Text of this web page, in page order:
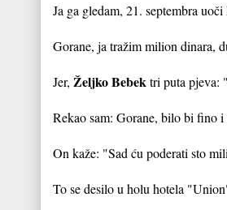
Ja ga gledam, 21. septembra uoči
Gorane, ja tražim milion dinara,
Jer, Željko Bebek tri puta pjeva:
Rekao sam: Gorane, bilo bi fino i
On kaže: "Sad ću poderati sto
To se desilo u holu hotela